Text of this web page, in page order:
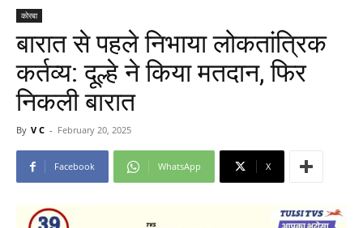
कोरबा
बारात से पहले निभाया लोकतांत्रिक
कर्तव्य: दूल्हे ने किया मतदान, फिर
निकली बारात
By V C - February 20, 2025
Facebook WhatsApp X